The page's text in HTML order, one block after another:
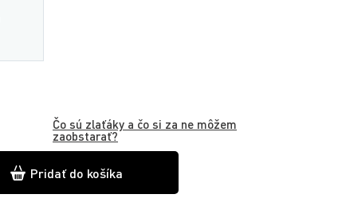
Čo sú zlaťáky a čo si za ne môžem
zaobstarať?
Pridať do košíka